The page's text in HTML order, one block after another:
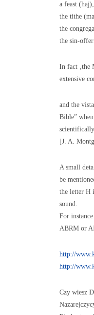
a feast (haj),
the tithe
the
the sin-
In fact ‚the
extensive
and the
Bible”
[J. A.
A small
be
the letter H
sound.
For
ABRM or
http://
http://
Czy wiesz